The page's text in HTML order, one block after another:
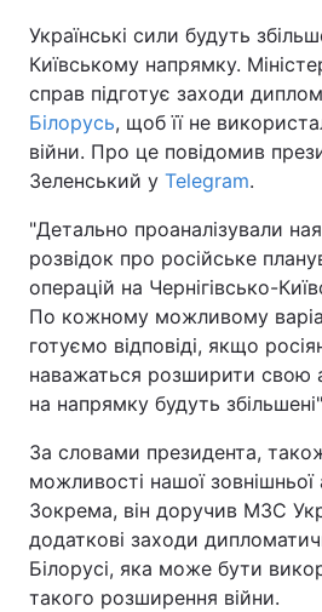
Україна
Економіка Світ
Спорт
Техно і зв'язок
Зброя
Здоров'я
Цікавинки
Екологія
Лонгріди
Відео з Youtube
Українські сили будуть
Київському напрямку.
справ підготує заходи
Білорусь, щоб її не
війни. Про це повідомив
Зеленський у Telegram.
"Детально проаналізували
розвідок про російське
операцій на Чернігівсько-
По кожному можливому
готуємо відповіді, якщо
наважаться розширити свою
на напрямку будуть
За словами президента,
можливості нашої зовнішньої
Зокрема, він доручив МЗС
додаткові заходи
Білорусі, яка може бути
такого розширення війни.